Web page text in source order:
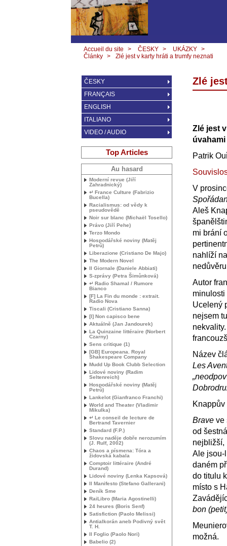
Accueil du site > ČESKY > UKÁZKY >
Články > Zlé jest v karty hráti a trumfy neznati
Zlé
Zlé jest
Patrik
V
Aleš
mi brání
nahlíží
Autor
minulosti
Ucelený
nejsem
Název
Les
Brave ve
od
nejbližší,
Ale
daném
do titulu
místo s
bon
možná.
ČESKY
FRANÇAIS
ENGLISH
ITALIANO
VIDEO / AUDIO
Top Articles
Au hasard
Moderní revue (Jiří
Zahradnický)
↵ France Culture (Fabrizio
Bucella)
Racialismus: od vědy k
pseudovědě
Noir sur blanc (Michaël Tosello)
Právo (Jiří Pehe)
Terzo Mondo
Hospodářské noviny (Matěj
Petrů)
Liberazione (Cristiano De Majo)
The Modern Novel
Il Giornale (Daniele Abbiati)
S-zprávy (Petra Šimůnková)
↵ Radio Shamal / Rumore
Bianco
[F] La Fin du monde : extrait.
Radio Nova
Tiscali (Cristiano Sanna)
[I] Non capisco bene
Aktuálně (Jan Jandourek)
La Quinzaine littéraire (Norbert
Czarny)
Sens critique (1)
[GB] Europeana. Royal
Shakespeare Company
Mudd Up Book Clubb Selection
Lidové noviny (Radim
Seltenreich)
Hospodářské noviny (Matěj
Petrů)
Lankelot (Gianfranco Franchi)
World and Theater (Vladimir
Mikulka)
↵ Le conseil de lecture de
Bertrand Tavernier
Standard (F.P.)
Slovu naděje dobře nerozumím
(J. Rulf, 2002)
Chaos a písmena: Tóra a
židovská kabala
Comptoir littéraire (André
Durand)
Lidové noviny (Lenka Kapsová)
Il Manifesto (Stefano Gallerani)
Deník Sme
RaiLibro (Maria Agostinelli)
24 heures (Boris Senf)
Satisfiction (Paolo Melissi)
Antialkorán aneb Podivný svět
T. H.
Il Foglio (Paolo Nori)
Babelio (2)